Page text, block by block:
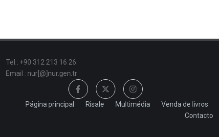
Tel.: +90 312 213 16 26
Email : nur[@]nur.gen.tr
Página principal Risale Multimédia
Venda de livros
Contacto